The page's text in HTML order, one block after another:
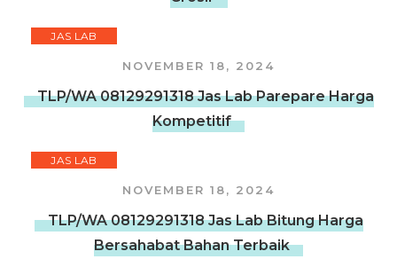
JAS LAB
NOVEMBER 18, 2024
TLP/WA 08129291318 Jas Lab Parepare Harga
Kompetitif
JAS LAB
NOVEMBER 18, 2024
TLP/WA 08129291318 Jas Lab Bitung Harga
Bersahabat Bahan Terbaik